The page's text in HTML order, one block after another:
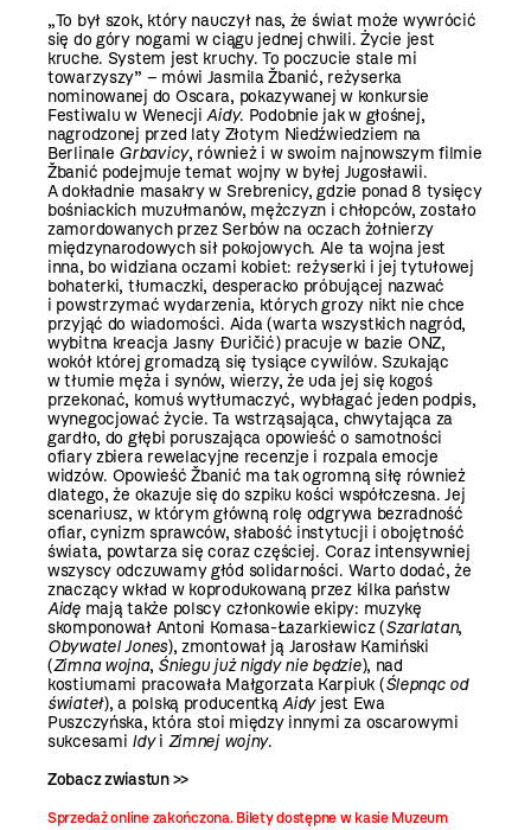
„To był szok, który nauczył nas, że świat może wywrócić
się do góry nogami w ciągu jednej chwili. Życie jest
kruche. System jest kruchy. To poczucie stale mi
towarzyszy” – mówi Jasmila Žbanić, reżyserka
nominowanej do Oscara, pokazywanej w konkursie
Festiwalu w WenecjiAidy. Podobnie jak w głośnej,
nagrodzonej przed laty Złotym Niedźwiedziem na
Berlinale Grbavicy, również i w swoim najnowszym filmie
Žbanić podejmuje temat wojny w byłej Jugosławii.
A dokładnie masakry w Srebrenicy, gdzie ponad 8 tysięcy
bośniackich muzułmanów, mężczyzn i chłopców, zostało
zamordowanych przez Serbów na oczach żołnierzy
międzynarodowych sił pokojowych. Ale ta wojna jest
inna, bo widziana oczami kobiet: reżyserki i jej tytułowej
bohaterki, tłumaczki, desperacko próbującej nazwać
i powstrzymać wydarzenia, których grozy nikt nie chce
przyjąć do wiadomości. Aida (warta wszystkich nagród,
wybitna kreacja Jasny Đuričić) pracuje w bazie ONZ,
wokół której gromadzą się tysiące cywilów. Szukając
w tłumie męża i synów, wierzy, że uda jej się kogoś
przekonać, komuś wytłumaczyć, wybłagać jeden podpis,
wynegocjować życie. Ta wstrząsająca, chwytająca za
gardło, do głębi poruszająca opowieść o samotności
ofiary zbiera rewelacyjne recenzje i rozpala emocje
widzów. Opowieść Žbanić ma tak ogromną siłę również
dlatego, że okazuje się do szpiku kości współczesna. Jej
scenariusz, w którym główną rolę odgrywa bezradność
ofiar, cynizm sprawców, słabość instytucji i obojętność
świata, powtarza się coraz częściej. Coraz intensywniej
wszyscy odczuwamy głód solidarności. Warto dodać, że
znaczący wkład w koprodukowaną przez kilka państw
Aidęmają także polscy członkowie ekipy: muzykę
skomponował Antoni Komasa-Łazarkiewicz (Szarlatan,
Obywatel Jones), zmontował ją Jarosław Kamiński
(Zimna wojna, Śniegu już nigdy nie będzie), nad
kostiumami pracowała Małgorzata Karpiuk (Ślepnąc od
świateł), a polską producentkąAidyjest Ewa
Puszczyńska, która stoi między innymi za oscarowymi
sukcesami Idyi Zimnej wojny.
Zobacz zwiastun >>
Sprzedaż online zakończona. Bilety dostępne w kasie Muzeum